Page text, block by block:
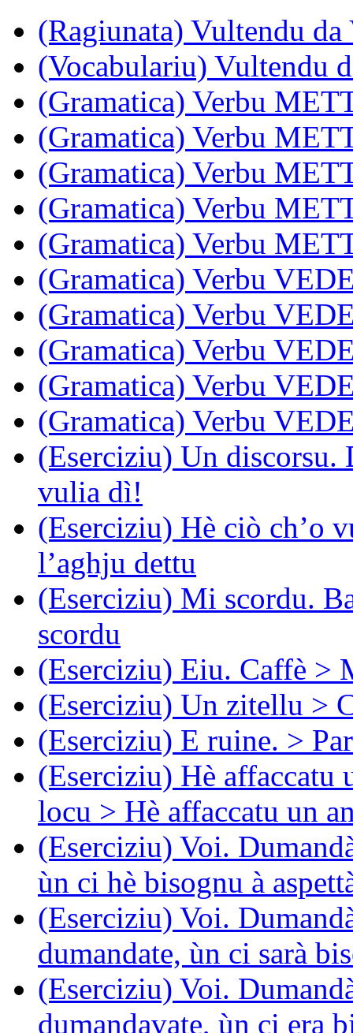
(Ragiunata) Vultendu da
(Vocabulariu) Vultendu
(Gramatica) Verbu
(Gramatica) Verbu
(Gramatica) Verbu
(Gramatica) Verbu
(Gramatica) Verbu
(Gramatica) Verbu
(Gramatica) Verbu
(Gramatica) Verbu
(Gramatica) Verbu
(Gramatica) Verbu
(Eserciziu) Un discorsu.
vulia dì!
(Eserciziu) Hè ciò ch’o
l’aghju dettu
(Eserciziu) Mi scordu.
scordu
(Eserciziu) Eiu. Caffè >
(Eserciziu) Un zitellu >
(Eserciziu) E ruine. >
(Eserciziu) Hè affaccatu
locu > Hè affaccatu un
(Eserciziu) Voi.
ùn ci hè bisognu à
(Eserciziu) Voi.
dumandate, ùn ci sarà
(Eserciziu) Voi.
dumandavate, ùn ci era